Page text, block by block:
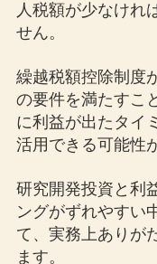
人税額が少なけれ
せん。
繰越税額控除制度
の要件を満たすこ
に利益が出たタイ
活用できる可能性
研究開発投資と利
ングがずれやすい
て、実務上ありが
ます。